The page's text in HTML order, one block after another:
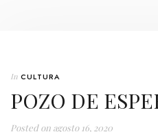
In CULTURA
POZO DE
Posted on agosto 16, 2020